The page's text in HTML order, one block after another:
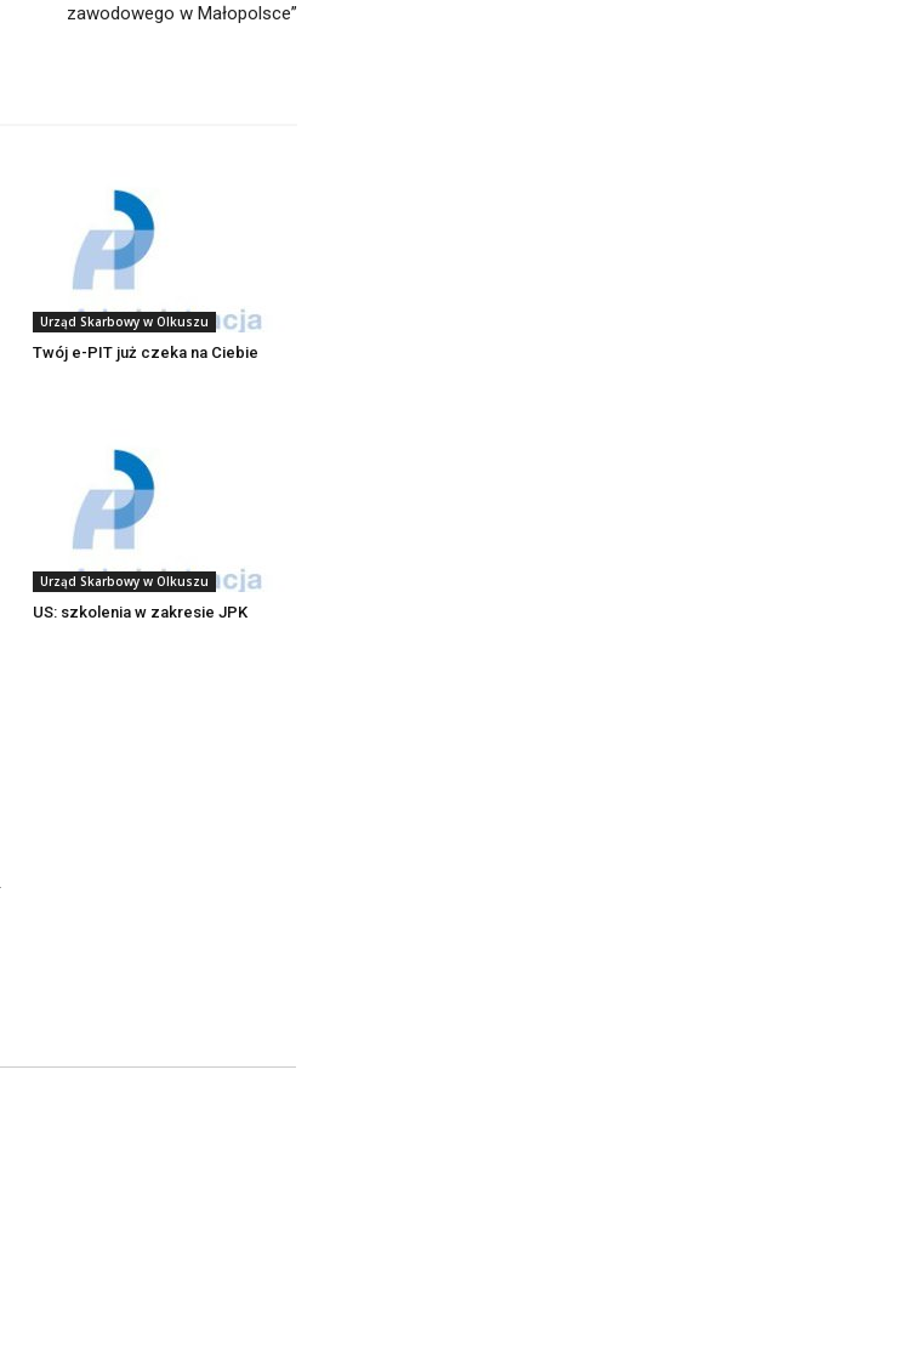
zawodowego w Małopolsce”
Urząd Skarbowy w Olkuszu
Twój e-PIT już czeka na Ciebie
Urząd Skarbowy w Olkuszu
US: szkolenia w zakresie JPK